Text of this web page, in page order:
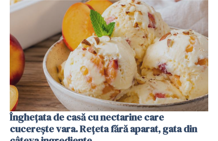
Înghețata de casă cu nectarine care
cucerește vara. Rețeta fără aparat, gata din